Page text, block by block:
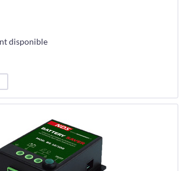
disponible